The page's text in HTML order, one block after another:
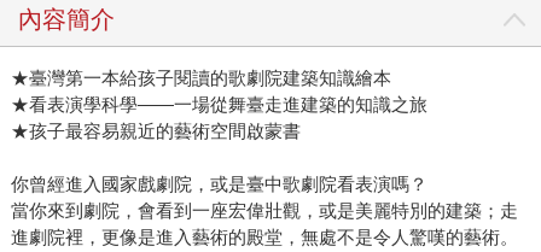
內容簡介
★臺灣第一本給孩子閱讀的歌劇院建築知識繪本
★看表演學科學——一場從舞臺走進建築的知識之旅
★孩子最容易親近的藝術空間啟蒙書
你曾經進入國家戲劇院，或是臺中歌劇院看表演嗎？
當你來到劇院，會看到一座宏偉壯觀，或是美麗特別的建築；走
進劇院裡，更像是進入藝術的殿堂，無處不是令人驚嘆的藝術。